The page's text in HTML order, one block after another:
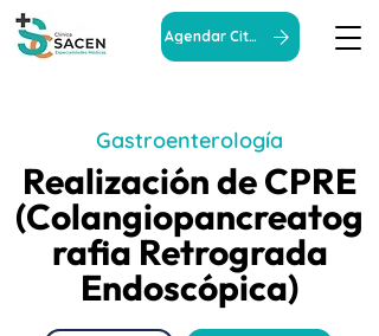
Agendar Cita
Gastroenterología
Realización de CPRE
(Colangiopancreatog
rafia Retrograda
Endoscópica)